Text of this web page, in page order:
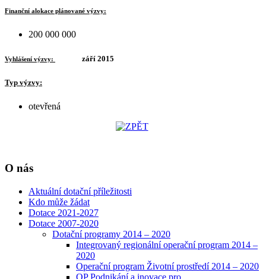
Finanční alokace plánované výzvy:
200 000 000
Vyhlášení výzvy: září 2015
Typ výzvy:
otevřená
O nás
Aktuální dotační příležitosti
Kdo může žádat
Dotace 2021-2027
Dotace 2007-2020
Dotační programy 2014 – 2020
Integrovaný regionální operační program 2014 –
2020
Operační program Životní prostředí 2014 – 2020
OP Podnikání a inovace pro